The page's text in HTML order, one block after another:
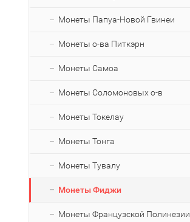
Монеты Папуа-Новой Гвинеи
Монеты о-ва Питкэрн
Монеты Самоа
Монеты Соломоновых о-в
Монеты Токелау
Монеты Тонга
Монеты Тувалу
Монеты Фиджи
Монеты Французской Полинезии